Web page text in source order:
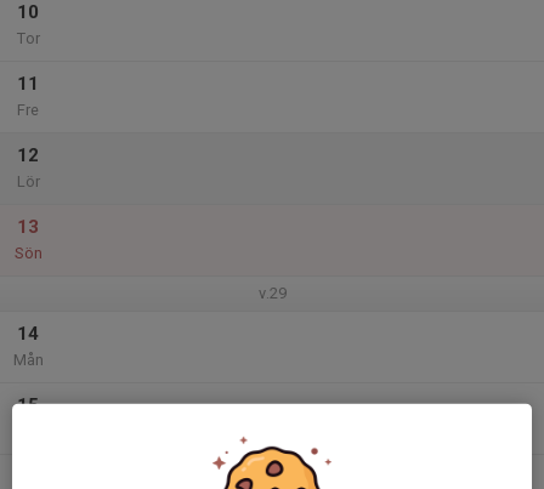
10
Tor
11
Fre
12
Lör
13
Sön
v.29
14
Mån
15